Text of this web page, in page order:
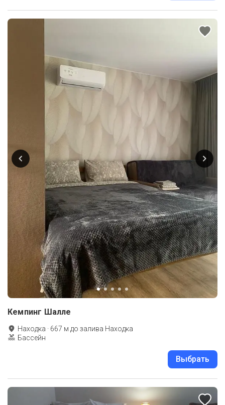
Кемпинг Шалле
Находка · 667 м до залива Находка
Бассейн
Выбрать